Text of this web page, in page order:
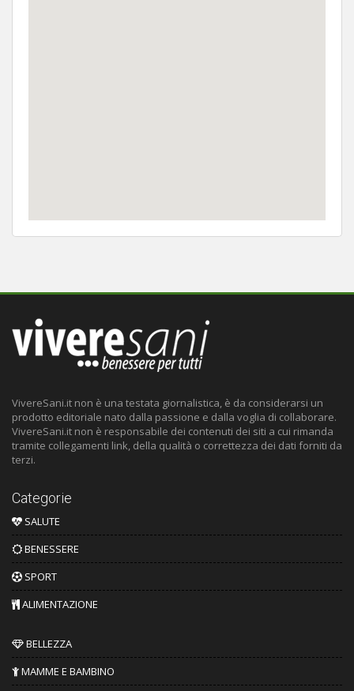
VivereSani.it non è una testata giornalistica, è da considerarsi un
prodotto editoriale nato dalla passione e dalla voglia di collaborare.
VivereSani.it non è responsabile dei contenuti dei siti a cui rimanda
tramite collegamenti link, della qualità o correttezza dei dati forniti da
terzi.
Categorie
SALUTE
BENESSERE
SPORT
ALIMENTAZIONE
BELLEZZA
MAMME E BAMBINO